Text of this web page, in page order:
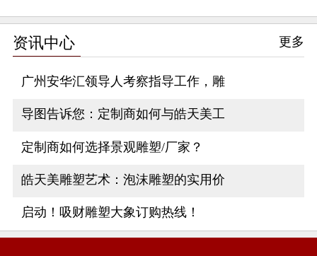
资讯中心 更多
广州安华汇领导人考察指导工作，雕
导图告诉您：定制商如何与皓天美工
定制商如何选择景观雕塑/厂家？
皓天美雕塑艺术：泡沫雕塑的实用价
启动！吸财雕塑大象订购热线！